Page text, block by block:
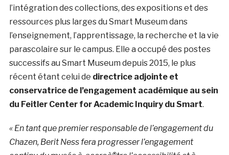
l’intégration des collections, des expositions et des
ressources plus larges du Smart Museum dans
l’enseignement, l’apprentissage, la recherche et la vie
parascolaire sur le campus. Elle a occupé des postes
successifs au Smart Museum depuis 2015, le plus
récent étant celui de directrice adjointe et
conservatrice de l’engagement académique au sein
du Feitler Center for Academic Inquiry du Smart.
« En tant que premier responsable de l’engagement du
Chazen, Berit Ness fera progresser l’engagement